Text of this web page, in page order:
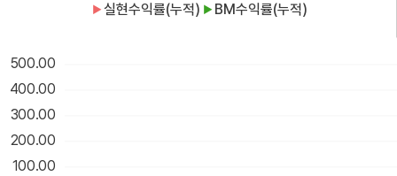
▶ 실현수익률(누적) ▶ BM수익률(누적)
500.00
400.00
300.00
200.00
100.00